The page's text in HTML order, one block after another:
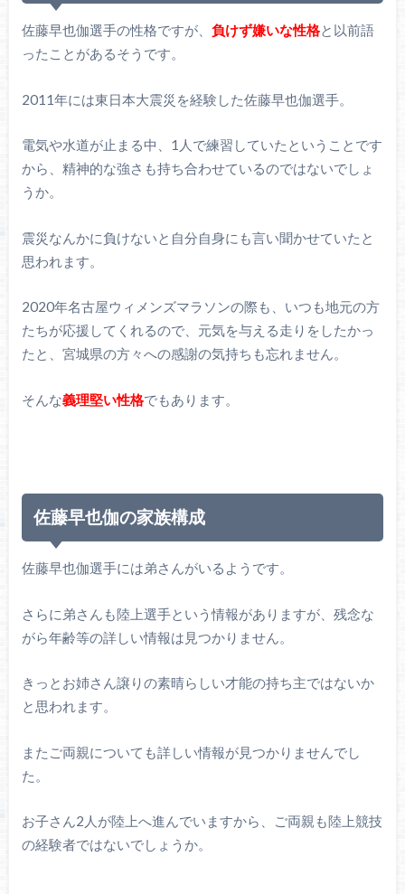
佐藤早也伽選手の性格ですが、 負けず嫌いな性格と以前語
ったことがあるそうです。
2011年には東日本大震災を経験した佐藤早也伽選手。
電気や水道が止まる中、1人で練習していたということです
から、精神的な強さも持ち合わせているのではないでしょ
うか。
震災なんかに負けないと自分自身にも言い聞かせていたと
思われます。
2020年名古屋ウィメンズマラソンの際も、いつも地元の方
たちが応援してくれるので、元気を与える走りをしたかっ
たと、宮城県の方々への感謝の気持ちも忘れません。
そんな義理堅い性格でもあります。
佐藤早也伽の家族構成
佐藤早也伽選手には弟さんがいるようです。
さらに弟さんも陸上選手という情報がありますが、残念な
がら年齢等の詳しい情報は見つかりません。
きっとお姉さん譲りの素晴らしい才能の持ち主ではないか
と思われます。
またご両親についても詳しい情報が見つかりませんでし
た。
お子さん2人が陸上へ進んでいますから、ご両親も陸上競技
の経験者ではないでしょうか。